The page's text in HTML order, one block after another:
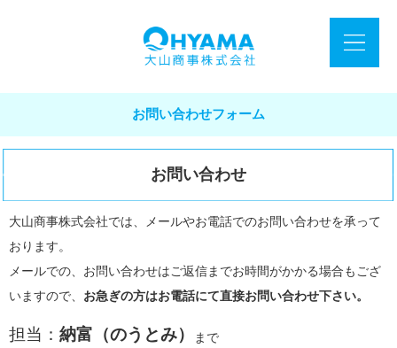
お問い合わせフォーム
お問い合わせ
大山商事株式会社では、メールやお電話でのお問い合わせを承って
おります。
メールでの、お問い合わせはご返信までお時間がかかる場合もござ
いますので、 お急ぎの方はお電話にて直接お問い合わせ下さい。
担当： 納富（のうとみ） まで